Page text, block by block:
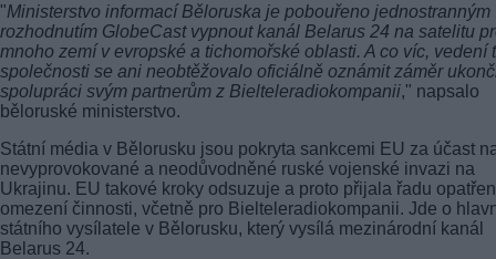
"Ministerstvo informací Běloruska je pobouřeno jednostranným
rozhodnutím GlobeCast vypnout kanál Belarus 24 na satelitu
mnoho zemí v evropské a tichomořské oblasti. A co víc, vedení
společnosti se ani neobtěžovalo oficiálně oznámit záměr
spolupráci svým partnerům z Bielteleradiokompanii," napsalo
běloruské ministerstvo.
Státní média v Bělorusku jsou pokryta sankcemi EU za účast
nevyprovokované a neodůvodněné ruské vojenské invazi na
Ukrajinu. EU takové kroky odsuzuje a proto přijala řadu
omezení činnosti, včetně pro Bielteleradiokompanii. Jde o
státního vysílatele v Bělorusku, který vysílá mezinárodní kanál
Belarus 24.